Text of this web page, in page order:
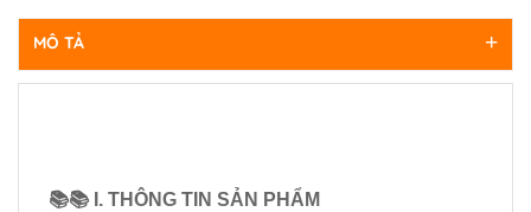
MÔ TẢ
📚📚 I. THÔNG TIN SẢN PHẨM